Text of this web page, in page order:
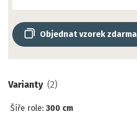
Objednat vzorek zdarma
Varianty (2)
Šíře role: 300 cm